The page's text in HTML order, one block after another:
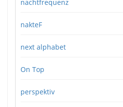
nachtfrequenz
nakteF
next alphabet
On Top
perspektiv